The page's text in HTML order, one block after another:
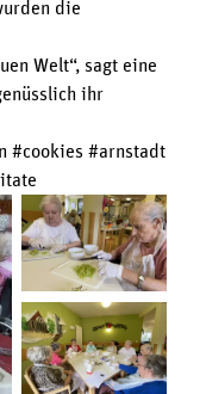
die
Welt“, sagt eine
ihr
#cookies #arnstadt